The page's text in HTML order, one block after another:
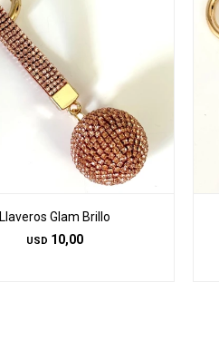
Llaveros Glam Brillo
USD 10,00